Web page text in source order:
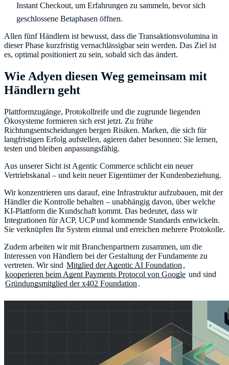
Instant Checkout, um Erfahrungen zu sammeln, bevor sich
geschlossene Betaphasen öffnen.
Allen fünf Händlern ist bewusst, dass die Transaktionsvolumina in
dieser Phase kurzfristig vernachlässigbar sein werden. Das Ziel ist
es, optimal positioniert zu sein, sobald sich das ändert.
Wie Adyen diesen Weg gemeinsam mit
Händlern geht
Plattformzugänge, Protokollreife und die zugrunde liegenden
Ökosysteme formieren sich erst jetzt. Zu frühe
Richtungsentscheidungen bergen Risiken. Marken, die sich für
langfristigen Erfolg aufstellen, agieren daher besonnen: Sie lernen,
testen und bleiben anpassungsfähig.
Aus unserer Sicht ist Agentic Commerce schlicht ein neuer
Vertriebskanal – und kein neuer Eigentümer der Kundenbeziehung.
Wir konzentrieren uns darauf, eine Infrastruktur aufzubauen, mit der
Händler die Kontrolle behalten – unabhängig davon, über welche
KI-Plattform die Kundschaft kommt. Das bedeutet, dass wir
Integrationen für ACP, UCP und kommende Standards entwickeln.
Sie verknüpfen Ihr System einmal und erreichen mehrere Protokolle.
Zudem arbeiten wir mit Branchenpartnern zusammen, um die
Interessen von Händlern bei der Gestaltung der Fundamente zu
vertreten. Wir sind Mitglied der Agentic AI Foundation ,
kooperieren beim Agent Payments Protocol von Google und sind
Gründungsmitglied der x402 Foundation .